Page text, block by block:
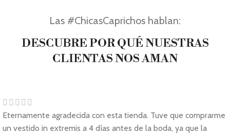
Las #ChicasCaprichos hablan:
DESCUBRE POR QUÉ NUESTRAS
CLIENTAS NOS AMAN
Eternamente agradecida con esta tienda. Tuve que comprarme
un vestido in extremis a 4 días antes de la boda, ya que la